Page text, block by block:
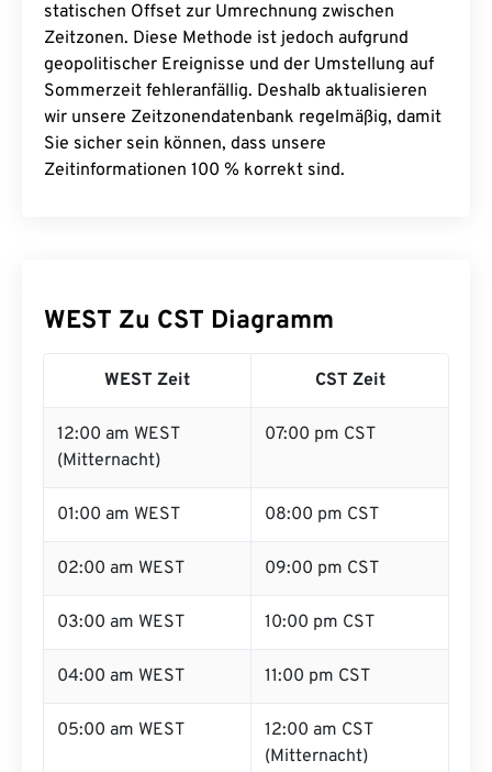
statischen Offset zur Umrechnung zwischen
Zeitzonen. Diese Methode ist jedoch aufgrund
geopolitischer Ereignisse und der Umstellung auf
Sommerzeit fehleranfällig. Deshalb aktualisieren
wir unsere Zeitzonendatenbank regelmäßig, damit
Sie sicher sein können, dass unsere
Zeitinformationen 100 % korrekt sind.
WEST Zu CST Diagramm
WEST Zeit CST Zeit
12:00 am WEST
(Mitternacht)
07:00 pm CST
01:00 am WEST 08:00 pm CST
02:00 am WEST 09:00 pm CST
03:00 am WEST 10:00 pm CST
04:00 am WEST 11:00 pm CST
05:00 am WEST
12:00 am CST
(Mitternacht)